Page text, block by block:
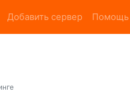
Добавить сервер Помощь